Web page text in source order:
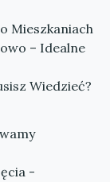
Mieszkaniach
– Idealne
Wiedzieć?
-